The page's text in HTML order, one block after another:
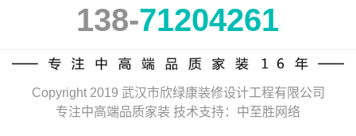
138-71204261
Copyright 2019 武汉市欣绿康装修设计工程有限公司
专注中高端品质家装 技术支持：中至胜网络